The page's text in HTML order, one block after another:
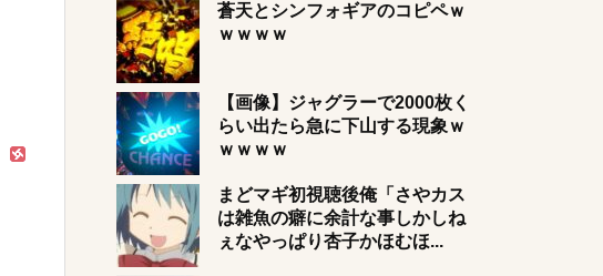
蒼天とシンフォギアのコピペｗ
ｗｗｗｗ
【画像】ジャグラーで2000枚く
らい出たら急に下山する現象ｗ
ｗｗｗｗ
まどマギ初視聴後俺「さやカス
は雑魚の癖に余計な事しかしね
ぇなやっぱり杏子かほむほ...